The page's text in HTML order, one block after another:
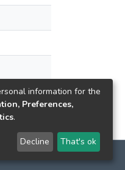
information for the
Preferences,
.
Decline That's ok